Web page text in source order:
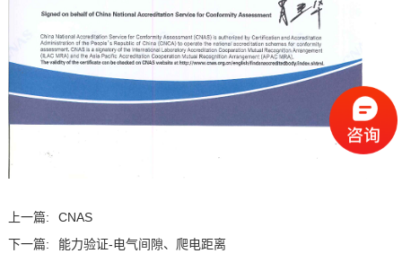
上一篇:
CNAS
下一篇:
能力验证-电气间隙、爬电距离